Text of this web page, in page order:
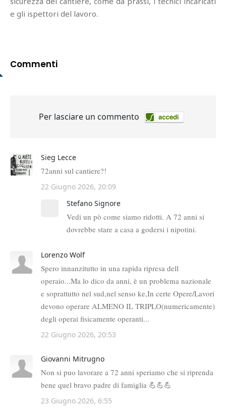
e gli ispettori del lavoro.
Commenti